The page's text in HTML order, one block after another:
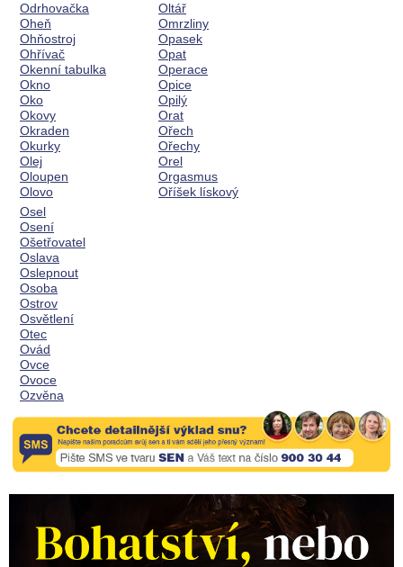
Odrhovačka
Oheň
Ohňostroj
Ohřívač
Okenní tabulka
Okno
Oko
Okovy
Okraden
Okurky
Olej
Oloupen
Olovo
Oltář
Omrzliny
Opasek
Opat
Operace
Opice
Opilý
Orat
Ořech
Ořechy
Orel
Orgasmus
Oříšek lískový
Osel
Osení
Ošetřovatel
Oslava
Oslepnout
Osoba
Ostrov
Osvětlení
Otec
Ovád
Ovce
Ovoce
Ozvěna